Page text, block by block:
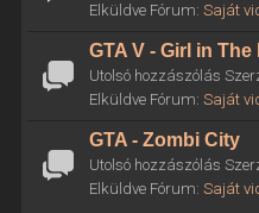
Elküldve Fórum: Saját
GTA V - Girl in
Utolsó hozzászólás
Elküldve Fórum: Saját
GTA - Zombi City
Utolsó hozzászólás
Elküldve Fórum: Saját